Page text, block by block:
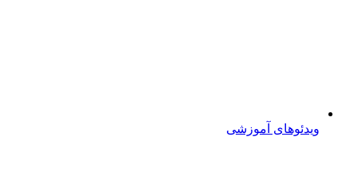
ویدئوهای آموزشی